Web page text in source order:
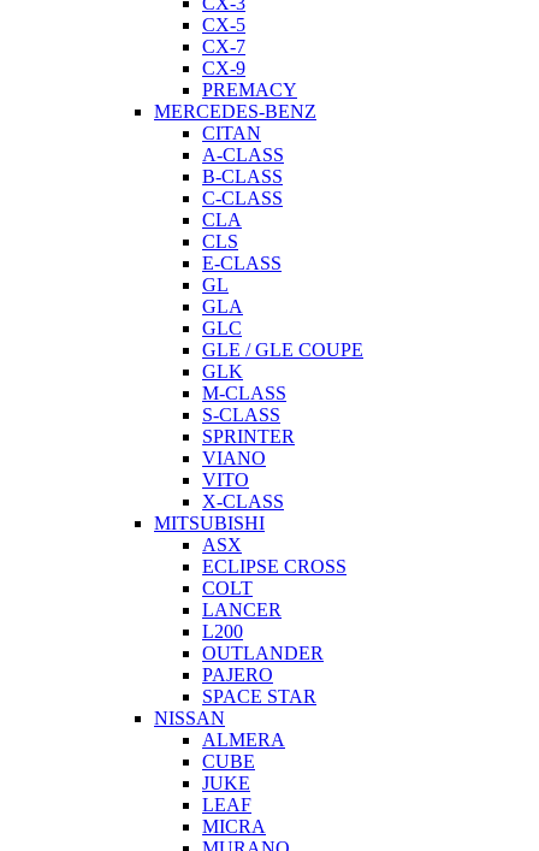
CX-5
CX-7
CX-9
PREMACY
MERCEDES-BENZ
CITAN
A-CLASS
B-CLASS
C-CLASS
CLA
CLS
E-CLASS
GL
GLA
GLC
GLE / GLE COUPE
GLK
M-CLASS
S-CLASS
SPRINTER
VIANO
VITO
X-CLASS
MITSUBISHI
ASX
ECLIPSE CROSS
COLT
LANCER
L200
OUTLANDER
PAJERO
SPACE STAR
NISSAN
ALMERA
CUBE
JUKE
LEAF
MICRA